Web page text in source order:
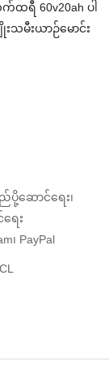
60v20ah ပါ
မီးယာဉ်မောင်း
ဆောင်ရေး၊
ေး
၊ PayPal